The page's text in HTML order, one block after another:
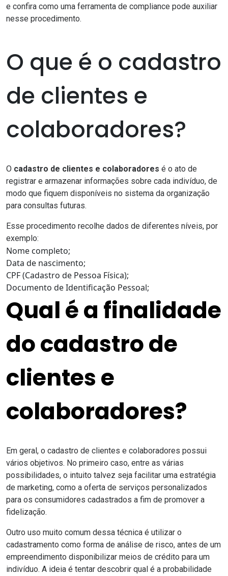
e confira como uma ferramenta de compliance pode auxiliar
nesse procedimento.
O que é o cadastro
de clientes e
colaboradores?
O cadastro de clientes e colaboradores é o ato de
registrar e armazenar informações sobre cada indivíduo, de
modo que fiquem disponíveis no sistema da organização
para consultas futuras.
Esse procedimento recolhe dados de diferentes níveis, por
exemplo:
Nome completo;
Data de nascimento;
CPF (Cadastro de Pessoa Física);
Documento de Identificação Pessoal;
Qual é a finalidade
do cadastro de
clientes e
colaboradores?
Em geral, o cadastro de clientes e colaboradores possui
vários objetivos. No primeiro caso, entre as várias
possibilidades, o intuito talvez seja facilitar uma estratégia
de marketing, como a oferta de serviços personalizados
para os consumidores cadastrados a fim de promover a
fidelização.
Outro uso muito comum dessa técnica é utilizar o
cadastramento como forma de análise de risco, antes de um
empreendimento disponibilizar meios de crédito para um
indivíduo. A ideia é tentar descobrir qual é a probabilidade